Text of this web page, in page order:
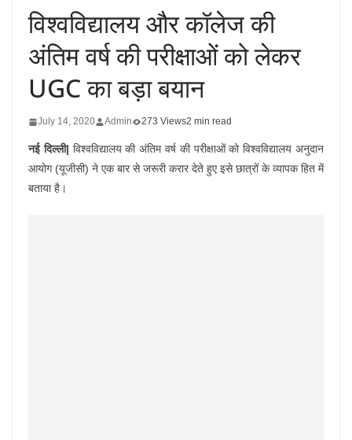
विश्वविद्यालय और कॉलेज की
अंतिम वर्ष की परीक्षाओं को लेकर
UGC का बड़ा बयान
July 14, 2020 Admin 273 Views2 min read
नई दिल्ली| विश्वविद्यालय की अंतिम वर्ष की परीक्षाओं को विश्वविद्यालय अनुदान
आयोग (यूजीसी) ने एक बार से जरूरी करार देते हुए इसे छात्रों के व्यापक हित में
बताया है।